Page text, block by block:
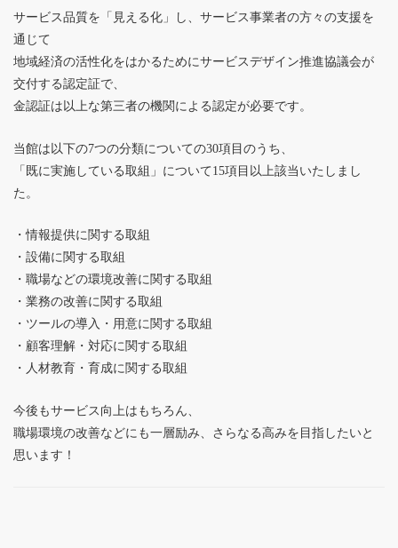
サービス品質を「見える化」し、サービス事業者の方々の支援を
通じて
地域経済の活性化をはかるためにサービスデザイン推進協議会が
交付する認定証で、
金認証は以上な第三者の機関による認定が必要です。
当館は以下の7つの分類についての30項目のうち、
「既に実施している取組」について15項目以上該当いたしまし
た。
・情報提供に関する取組
・設備に関する取組
・職場などの環境改善に関する取組
・業務の改善に関する取組
・ツールの導入・用意に関する取組
・顧客理解・対応に関する取組
・人材教育・育成に関する取組
今後もサービス向上はもちろん、
職場環境の改善などにも一層励み、さらなる高みを目指したいと
思います！